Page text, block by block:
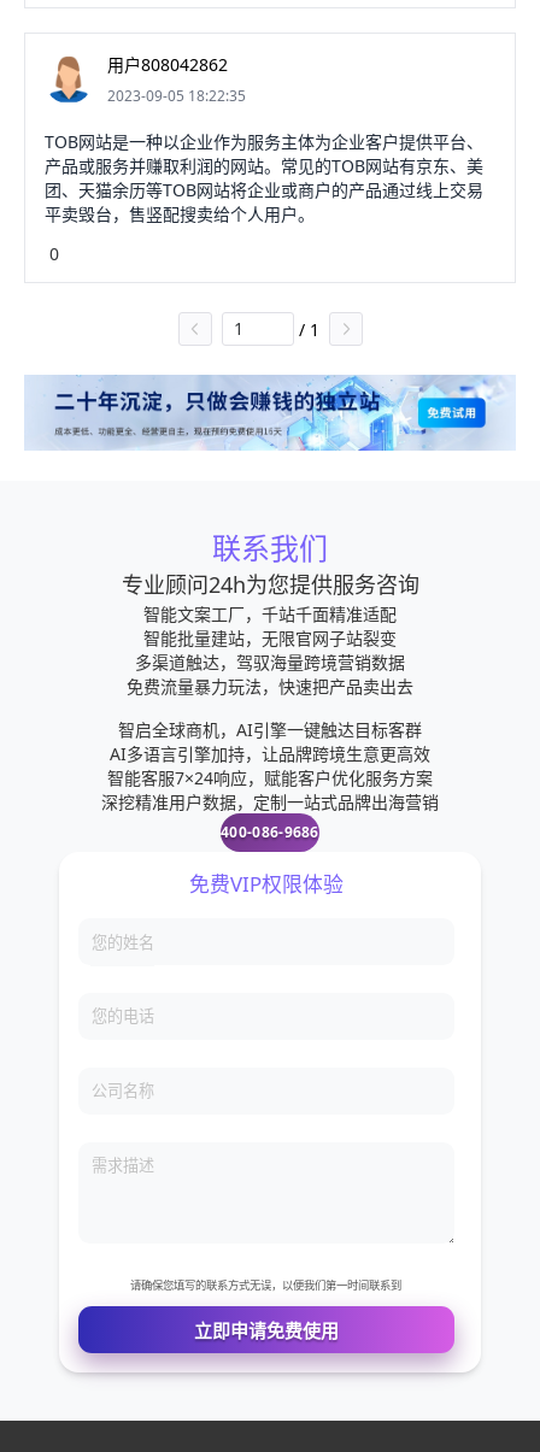
用户808042862
2023-09-05 18:22:35
TOB网站是一种以企业作为服务主体为企业客户提供平台、
产品或服务并赚取利润的网站。常见的TOB网站有京东、美
团、天猫余历等TOB网站将企业或商户的产品通过线上交易
平卖毁台，售竖配搜卖给个人用户。
0
/ 1
联系我们
专业顾问24h为您提供服务咨询
智能文案工厂，千站千面精准适配
智能批量建站，无限官网子站裂变
多渠道触达，驾驭海量跨境营销数据
免费流量暴力玩法，快速把产品卖出去
智启全球商机，AI引擎一键触达目标客群
AI多语言引擎加持，让品牌跨境生意更高效
智能客服7×24响应，赋能客户优化服务方案
深挖精准用户数据，定制一站式品牌出海营销
400-086-9686
您的姓名
您的电话